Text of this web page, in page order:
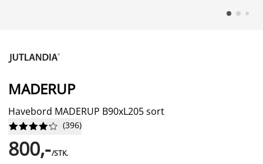
MADERUP
Havebord MADERUP B90xL205 sort





 (396)
800,-/STK.